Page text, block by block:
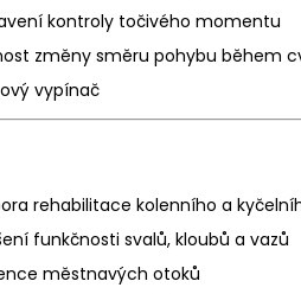
kontroly točivého momentu
změny směru pohybu během
vypínač
rehabilitace kolenního a
funkčnosti svalů, kloubů a vazů
městnavých otoků